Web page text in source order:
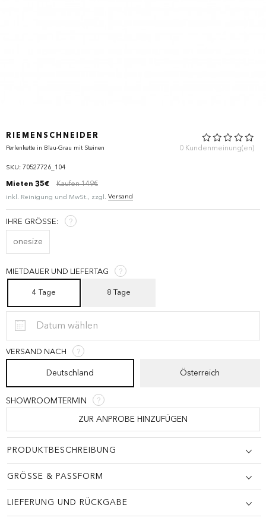
RIEMENSCHNEIDER
Perlenkette in Blau-Grau mit Steinen
SKU: 70527726_104
0 Kundenmeinung(en)
Mieten 35€ Kaufen 149€
inkl. Reinigung und MwSt., zzgl. Versand
IHRE GRÖSSE: ?
onesize
MIETDAUER UND LIEFERTAG ?
4 Tage 8 Tage
VERSAND NACH ?
Deutschland Österreich
SHOWROOMTERMIN ?
ZUR ANPROBE HINZUFÜGEN
PRODUKTBESCHREIBUNG
GRÖSSE & PASSFORM
LIEFERUNG UND RÜCKGABE